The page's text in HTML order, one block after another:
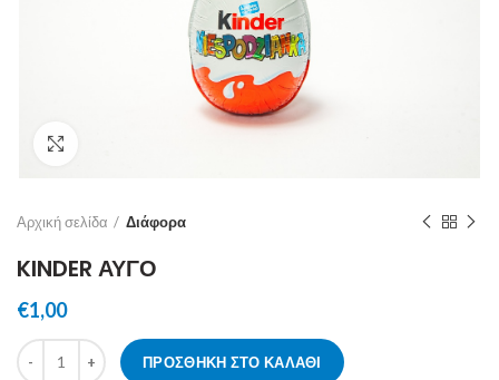
Αρχική σελίδα Διάφορα
KINDER ΑΥΓΟ
€1,00
KINDER ΑΥΓΟ ποσότητα
ΠΡΟΣΘΉΚΗ ΣΤΟ ΚΑΛΆΘΙ